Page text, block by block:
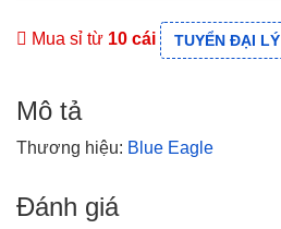
Mua sỉ từ 10 cái TUYỂN ĐẠI LÝ
Mô tả
Thương hiệu: Blue Eagle
Đánh giá